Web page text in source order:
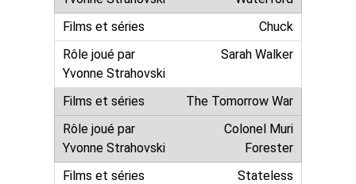
Chuck
Sarah Walker
The Tomorrow War
Colonel Muri
Forester
Stateless